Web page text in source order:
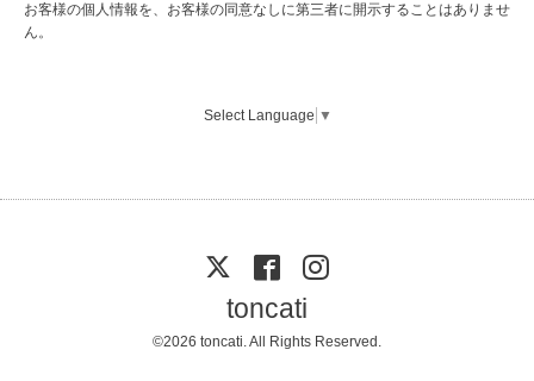
お客様の個人情報を、お客様の同意なしに第三者に開示することはありませ
ん。
Select Language ▼
toncati
©2026 toncati . All Rights Reserved.